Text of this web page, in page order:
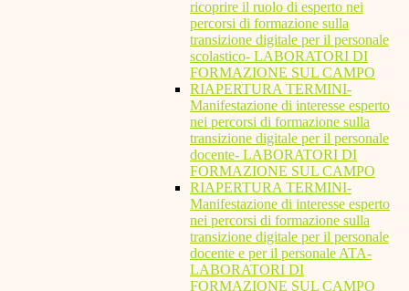
ricoprire il ruolo di esperto nei
percorsi di formazione sulla
transizione digitale per il personale
scolastico- LABORATORI DI
FORMAZIONE SUL CAMPO
RIAPERTURA TERMINI-
Manifestazione di interesse esperto
nei percorsi di formazione sulla
transizione digitale per il personale
docente- LABORATORI DI
FORMAZIONE SUL CAMPO
RIAPERTURA TERMINI-
Manifestazione di interesse esperto
nei percorsi di formazione sulla
transizione digitale per il personale
docente e per il personale ATA-
LABORATORI DI
FORMAZIONE SUL CAMPO